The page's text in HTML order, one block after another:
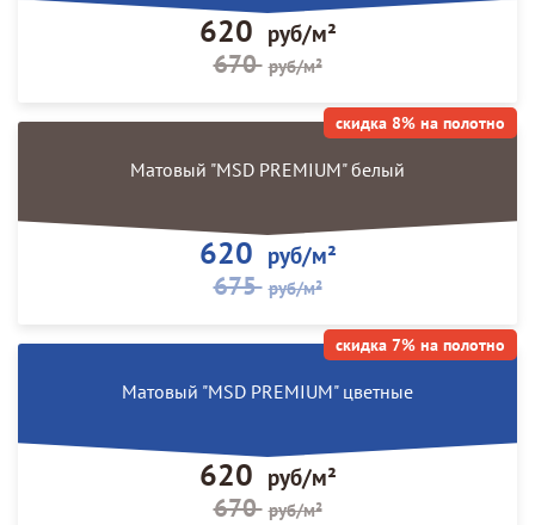
620 руб/м²
670 руб/м²
Матовый "MSD PREMIUM" белый
620 руб/м²
675 руб/м²
скидка 8% на полотно
Матовый "MSD PREMIUM" цветные
620 руб/м²
670 руб/м²
скидка 7% на полотно